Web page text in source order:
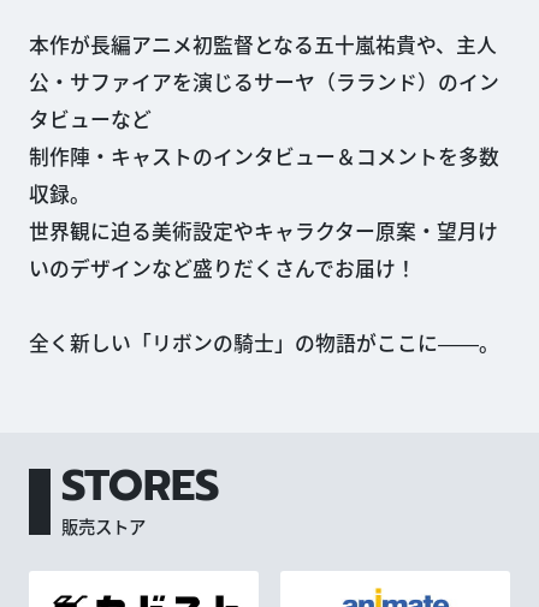
本作が長編アニメ初監督となる五十嵐祐貴や、主人
公・サファイアを演じるサーヤ（ラランド）のイン
タビューなど
制作陣・キャストのインタビュー＆コメントを多数
収録。
世界観に迫る美術設定やキャラクター原案・望月け
いのデザインなど盛りだくさんでお届け！
全く新しい「リボンの騎士」の物語がここに――。
STORES
販売ストア